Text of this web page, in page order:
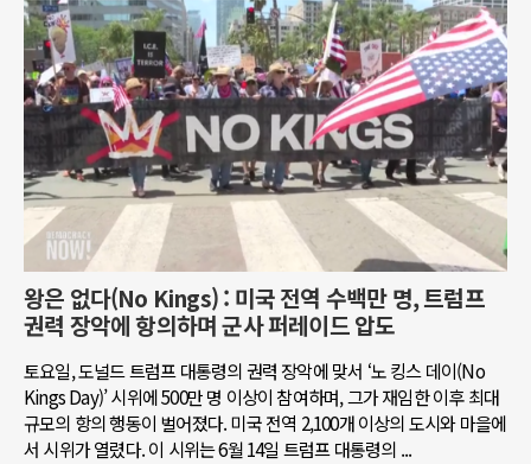
왕은 없다(No Kings) : 미국 전역 수백만 명, 트럼프
권력 장악에 항의하며 군사 퍼레이드 압도
토요일, 도널드 트럼프 대통령의 권력 장악에 맞서 ‘노 킹스 데이(No
Kings Day)’ 시위에 500만 명 이상이 참여하며, 그가 재임한 이후 최대
규모의 항의 행동이 벌어졌다. 미국 전역 2,100개 이상의 도시와 마을에
서 시위가 열렸다. 이 시위는 6월 14일 트럼프 대통령의 ...